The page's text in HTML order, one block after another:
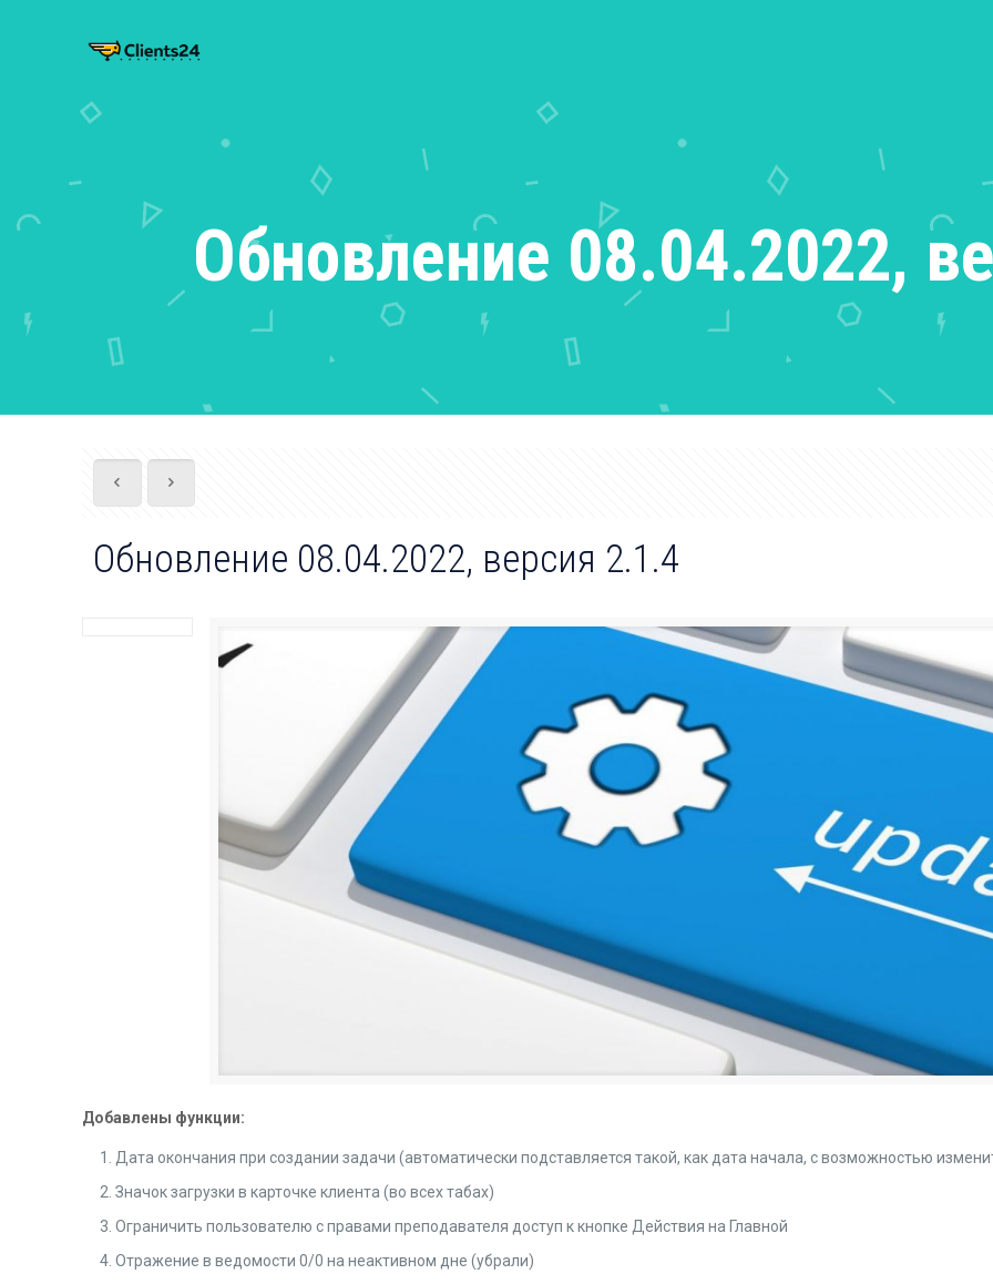
Обновление 08.04.2022,
Обновление 08.04.2022, версия 2.1.4
Добавлены функции:
Дата окончания при создании задачи (автоматически подставляется такой, как дата начала, с возможностью
Значок загрузки в карточке клиента (во всех табах)
Ограничить пользователю с правами преподавателя доступ к кнопке Действия на Главной
Отражение в ведомости 0/0 на неактивном дне (убрали)